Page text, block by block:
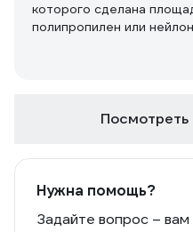
которого сделана
полипропилен или
Посмотреть
Нужна помощь?
Задайте вопрос –